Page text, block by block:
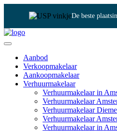
De beste
Aanbod
Verkoopmakelaar
Aankoopmakelaar
Verhuurmakelaar
Verhuurmakelaar in
Verhuurmakelaar
Verhuurmakelaar
Verhuurmakelaar
Verhuurmakelaar in